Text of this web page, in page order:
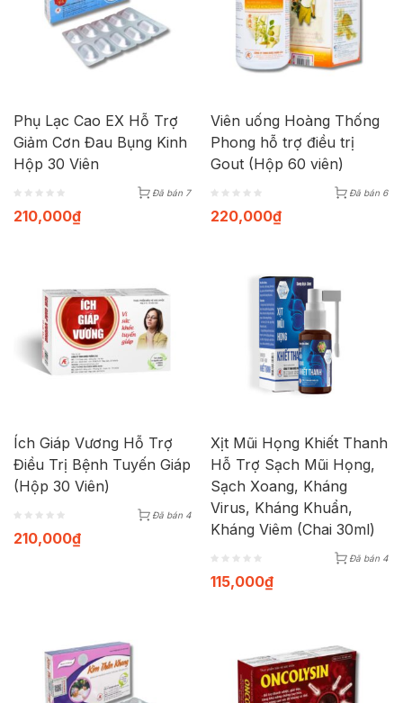
Phụ Lạc Cao EX Hỗ Trợ
Giảm Cơn Đau Bụng Kinh
Hộp 30 Viên
Đã bán 7
210,000₫
Viên uống Hoàng Thống
Phong hỗ trợ điều trị
Gout (Hộp 60 viên)
Đã bán 6
220,000₫
Ích Giáp Vương Hỗ Trợ
Điều Trị Bệnh Tuyến Giáp
(Hộp 30 Viên)
Đã bán 4
210,000₫
Xịt Mũi Họng Khiết Thanh
Hỗ Trợ Sạch Mũi Họng,
Sạch Xoang, Kháng
Virus, Kháng Khuẩn,
Kháng Viêm (Chai 30ml)
Đã bán 4
115,000₫